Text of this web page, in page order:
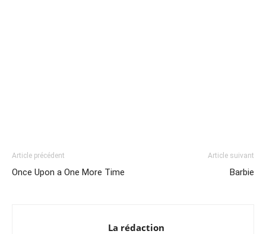
Article précédent
Once Upon a One More Time
Article suivant
Barbie
La rédaction